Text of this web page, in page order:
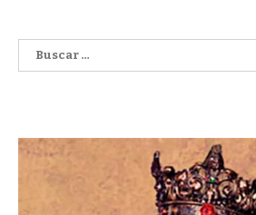
Buscar: